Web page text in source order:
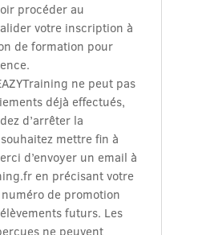
procéder au
votre inscription à
de formation pour
ne peut pas
déjà effectués,
d’arrêter la
mettre fin à
d’envoyer un email à
en précisant votre
de promotion
futurs. Les